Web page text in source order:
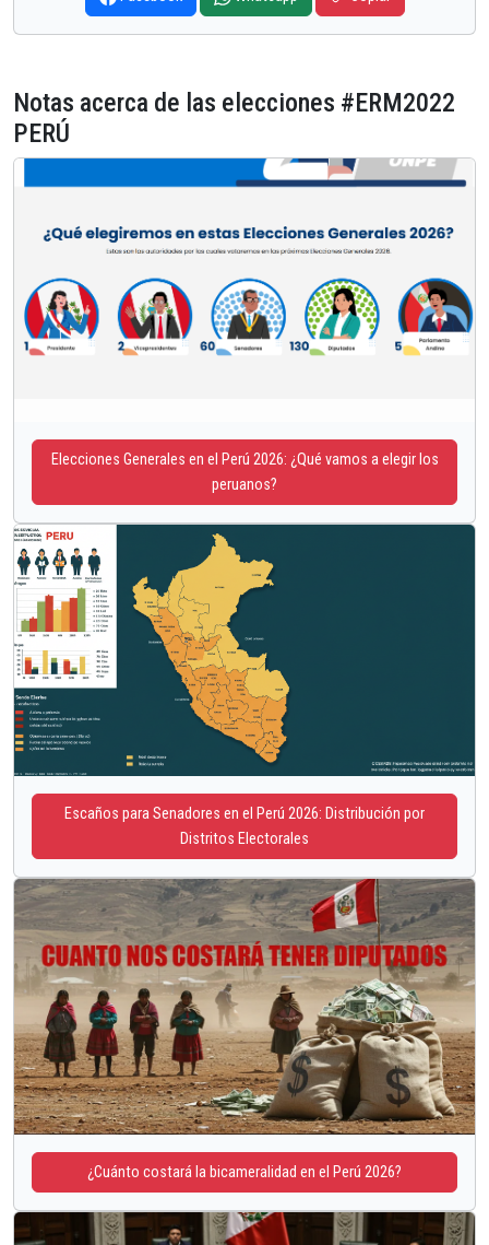
Notas acerca de las elecciones #ERM2022
PERÚ
Elecciones Generales en el Perú 2026: ¿Qué vamos a elegir los
peruanos?
Escaños para Senadores en el Perú 2026: Distribución por
Distritos Electorales
¿Cuánto costará la bicameralidad en el Perú 2026?